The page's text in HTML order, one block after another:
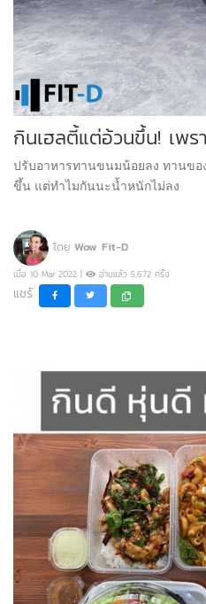
กินเฮลตี้แต่อ้วนขึ้น! เพรา
ปรับอาหารทานขนมน้อยลง ทานขอ
ขึ้น แต่ทำไมกันนะน้ำหนักไม่ลง
โดย Wow Fit-D
เมื่อ 10 Mar 2022 | อ่านแล้ว 5,672 ครั้ง
แชร์